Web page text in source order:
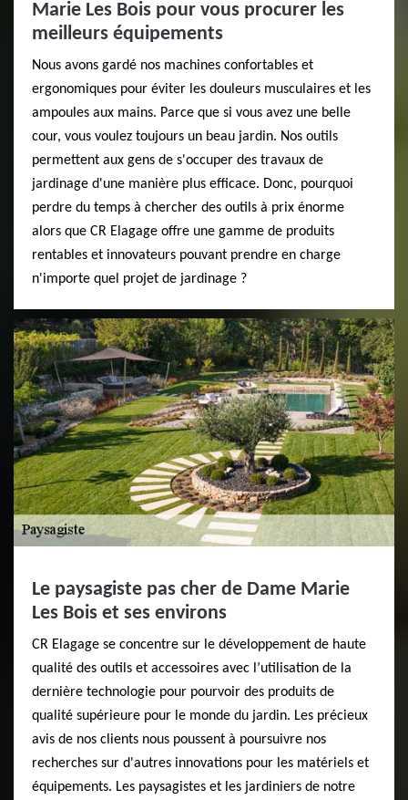
Marie Les Bois pour vous procurer les
meilleurs équipements
Nous avons gardé nos machines confortables et
ergonomiques pour éviter les douleurs musculaires et les
ampoules aux mains. Parce que si vous avez une belle
cour, vous voulez toujours un beau jardin. Nos outils
permettent aux gens de s'occuper des travaux de
jardinage d'une manière plus efficace. Donc, pourquoi
perdre du temps à chercher des outils à prix énorme
alors que CR Elagage offre une gamme de produits
rentables et innovateurs pouvant prendre en charge
n'importe quel projet de jardinage ?
Le paysagiste pas cher de Dame Marie
Les Bois et ses environs
CR Elagage se concentre sur le développement de haute
qualité des outils et accessoires avec l’utilisation de la
dernière technologie pour pourvoir des produits de
qualité supérieure pour le monde du jardin. Les précieux
avis de nos clients nous poussent à poursuivre nos
recherches sur d'autres innovations pour les matériels et
équipements. Les paysagistes et les jardiniers de notre